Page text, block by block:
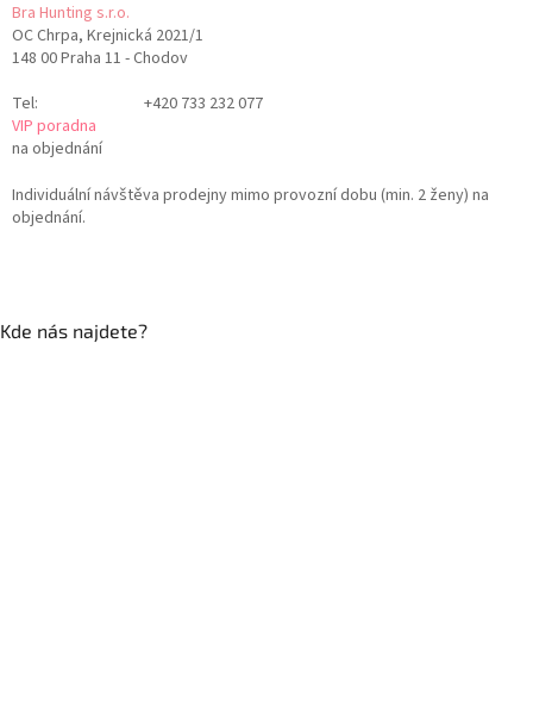
Bra Hunting s.r.o.
OC Chrpa, Krejnická 2021/1
148 00 Praha 11 - Chodov
Tel:
+420 733 232 077
VIP poradna
na objednání
Individuální návštěva prodejny mimo provozní dobu (min. 2 ženy) na
objednání.
Kde nás najdete?